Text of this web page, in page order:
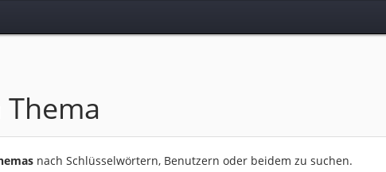
nach Schlüsselwörtern, Benutzern oder beidem zu suchen.